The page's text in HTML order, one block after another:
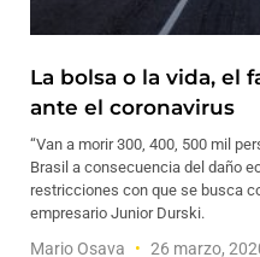
La bolsa o la vida, el
ante el coronavirus
“Van a morir 300, 400, 500 mil
Brasil a consecuencia del daño
restricciones con que se busca
empresario Junior Durski.
Mario Osava 26 marzo,